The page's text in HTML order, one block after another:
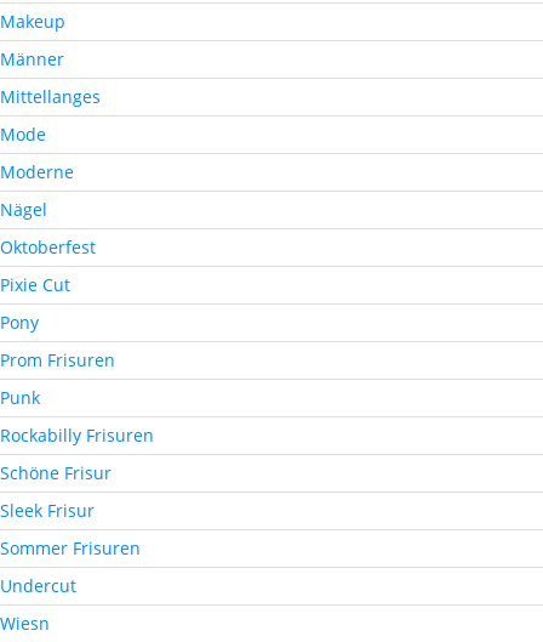
Makeup
Männer
Mittellanges
Mode
Moderne
Nägel
Oktoberfest
Pixie Cut
Pony
Prom Frisuren
Punk
Rockabilly Frisuren
Schöne Frisur
Sleek Frisur
Sommer Frisuren
Undercut
Wiesn